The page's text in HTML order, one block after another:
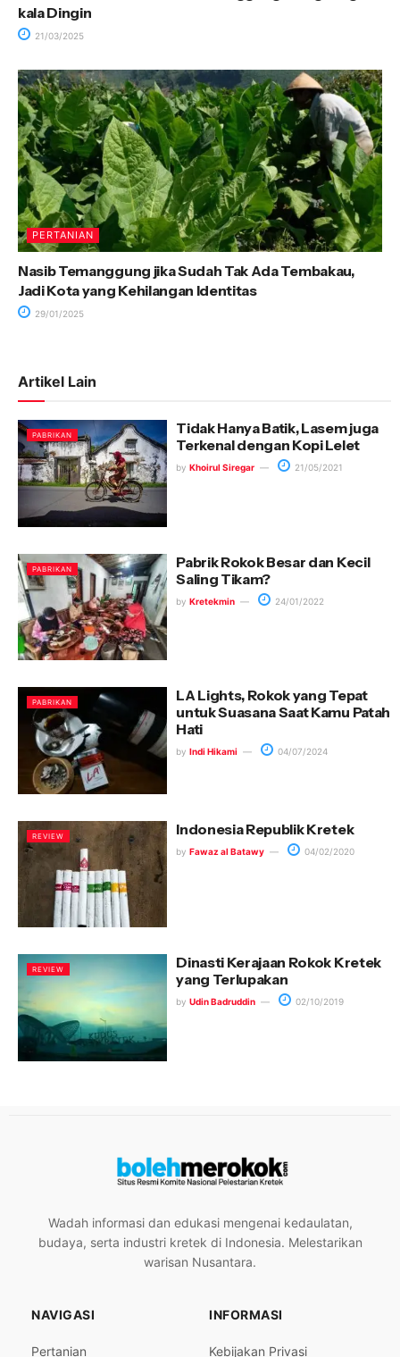
kala Dingin
21/03/2025
PERTANIAN
Nasib Temanggung jika Sudah Tak Ada Tembakau,
Jadi Kota yang Kehilangan Identitas
29/01/2025
Artikel Lain
PABRIKAN
Tidak Hanya Batik, Lasem juga
Terkenal dengan Kopi Lelet
by Khoirul Siregar 21/05/2021
PABRIKAN
Pabrik Rokok Besar dan Kecil
Saling Tikam?
by Kretekmin 24/01/2022
PABRIKAN
LA Lights, Rokok yang Tepat
untuk Suasana Saat Kamu Patah
Hati
by Indi Hikami 04/07/2024
REVIEW Indonesia Republik Kretek
by Fawaz al Batawy 04/02/2020
REVIEW
Dinasti Kerajaan Rokok Kretek
yang Terlupakan
by Udin Badruddin 02/10/2019
Wadah informasi dan edukasi mengenai kedaulatan,
budaya, serta industri kretek di Indonesia. Melestarikan
warisan Nusantara.
NAVIGASI
Pertanian
INFORMASI
Kebijakan Privasi